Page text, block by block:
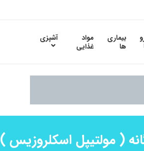
بیماری
ها
مواد
غذایی
آشپزی
( مولتیپل اسکلروزیس )